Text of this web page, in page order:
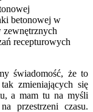
betonowej w
zewnętrznych
recepturowych
świadomość, że to
zmieniających się
a mam tu na myśli
przestrzeni czasu.